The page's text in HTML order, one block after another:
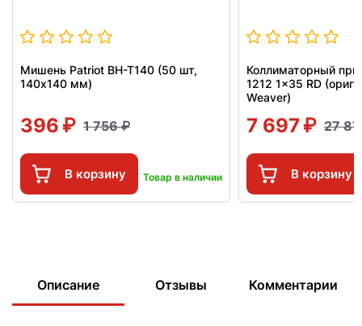
Мишень Patriot BH-T140 (50 шт,
140x140 мм)
396 1 756
В корзину Товар в наличии
Коллиматорный
1212 1x35 RD
Weaver)
7 697 27
В корзину
Описание Отзывы Комментарии